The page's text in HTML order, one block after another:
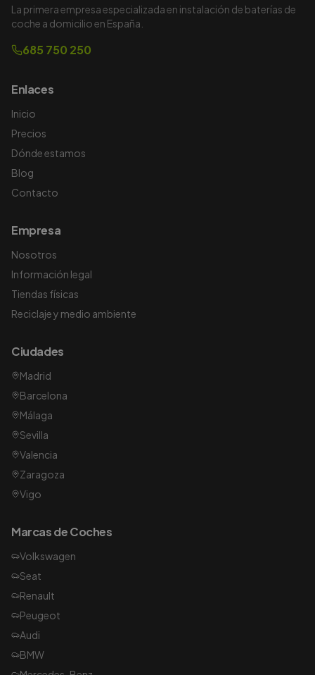
La primera empresa especializada en instalación de baterías de
coche a domicilio en España.
685 750 250
Enlaces
Inicio
Precios
Dónde estamos
Blog
Contacto
Empresa
Nosotros
Información legal
Tiendas físicas
Reciclaje y medio ambiente
Ciudades
Madrid
Barcelona
Málaga
Sevilla
Valencia
Zaragoza
Vigo
Marcas de Coches
Volkswagen
Seat
Renault
Peugeot
Audi
BMW